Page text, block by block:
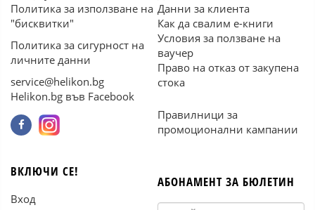
Политика за използване на
"бисквитки"
Политика за сигурност на
личните данни
service@helikon.bg
Helikon.bg във Facebook
Данни за клиента
Как да свалим е-книги
Условия за ползване на
ваучер
Право на отказ от закупена
стока
Правилници за
промоционални кампании
ВКЛЮЧИ СЕ!
Вход
АБОНАМЕНТ ЗА БЮЛЕТИН